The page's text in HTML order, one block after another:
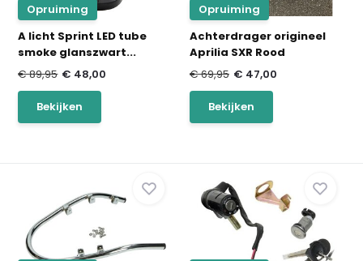
Opruiming
A licht Sprint LED tube
smoke glanszwart...
€ 89,95 € 48,00
Bekijken
Opruiming
Achterdrager origineel
Aprilia SXR Rood
€ 69,95 € 47,00
Bekijken